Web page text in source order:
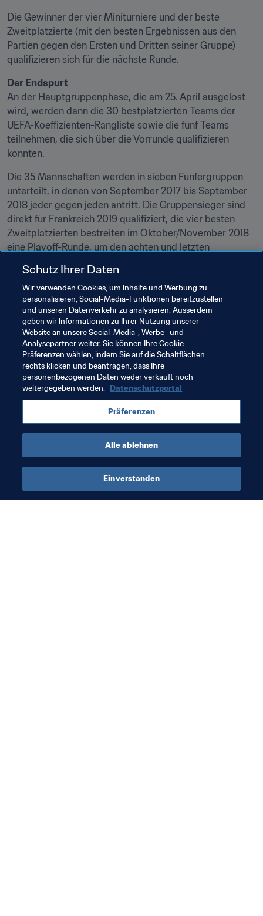
Die Gewinner der vier Miniturniere und der beste
Zweitplatzierte (mit den besten Ergebnissen aus den
Partien gegen den Ersten und Dritten seiner Gruppe)
qualifizieren sich für die nächste Runde.
Der Endspurt
An der Hauptgruppenphase, die am 25. April ausgelost
wird, werden dann die 30 bestplatzierten Teams der
UEFA-Koeffizienten-Rangliste sowie die fünf Teams
teilnehmen, die sich über die Vorrunde qualifizieren
konnten.
Die 35 Mannschaften werden in sieben Fünfergruppen
unterteilt, in denen von September 2017 bis September
2018 jeder gegen jeden antritt. Die Gruppensieger sind
direkt für Frankreich 2019 qualifiziert, die vier besten
Zweitplatzierten bestreiten im Oktober/November 2018
eine Playoff-Runde, um den achten und letzten
Verwandte Themen
Albania Andorra Estonia Faroe Islands
Georgia Greece Israel Kazakhstan
Kosovo Latvia Lithuania Luxembourg
Malta Moldova Montenegro
Turkmenistan AFC UEFA
Schutz Ihrer Daten
Wir verwenden Cookies, um Inhalte und Werbung zu
personalisieren, Social-Media-Funktionen bereitzustellen
und unseren Datenverkehr zu analysieren. Ausserdem
geben wir Informationen zu Ihrer Nutzung unserer
Website an unsere Social-Media-, Werbe- und
Analysepartner weiter. Sie können Ihre Cookie-
Präferenzen wählen, indem Sie auf die Schaltflächen
rechts klicken und beantragen, dass Ihre
personenbezogenen Daten weder verkauft noch
weitergegeben werden. Datenschutzportal
Präferenzen
Alle ablehnen
Einverstanden